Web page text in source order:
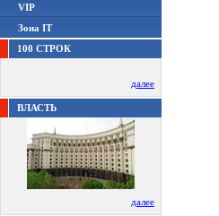
VIP
Зона IT
100 СТРОК
далее
ВЛАСТЬ
далее